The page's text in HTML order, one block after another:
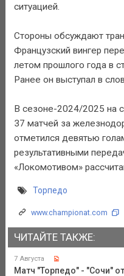
ситуацией.
Стороны обсуждают
Французский вингер
летом прошлого года в
Ранее он выступал в
В сезоне-2024/2025 на
37 матчей за
отметился девятью
результативными
«Локомотивом»
Торпедо
www.championat.com
ЧИТАЙТЕ ТАКЖЕ:
7 Августа
Матч "Торпедо" - "Сочи"